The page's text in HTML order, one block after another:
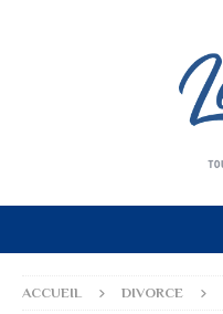
ACCUEIL DIVORCE